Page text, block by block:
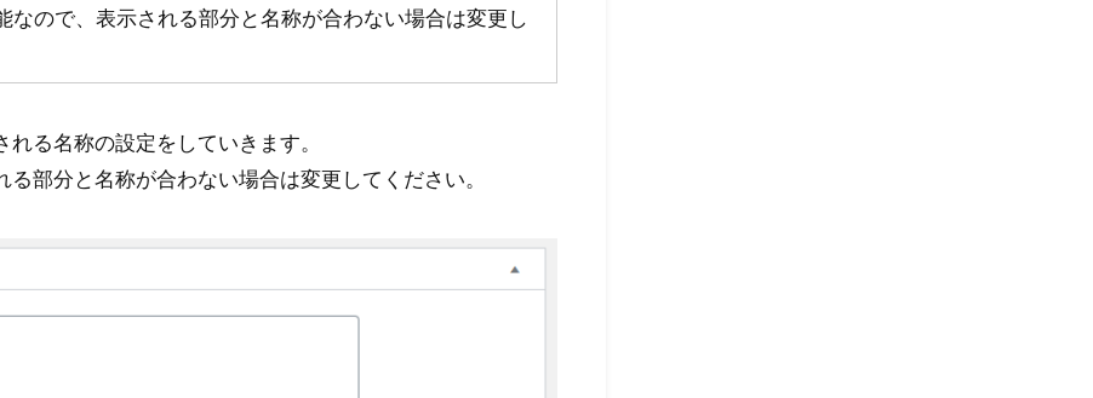
なので、表示される部分と名称が合わない場合は変更し
る名称の設定をしていきます。
部分と名称が合わない場合は変更してください。